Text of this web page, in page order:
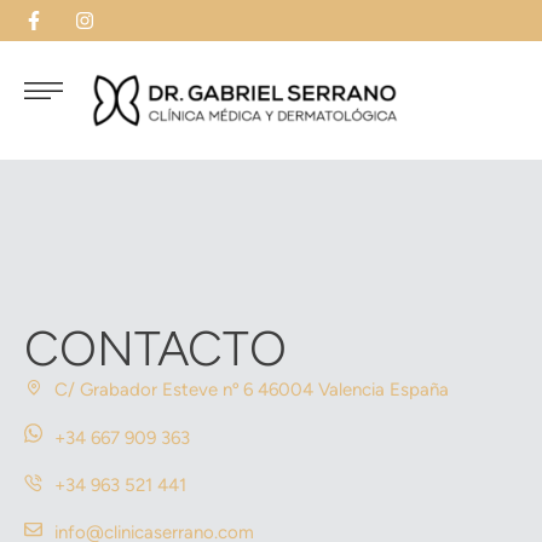
CONTACTO
C/ Grabador Esteve nº 6 46004 Valencia España
+34 667 909 363
+34 963 521 441
info@clinicaserrano.com